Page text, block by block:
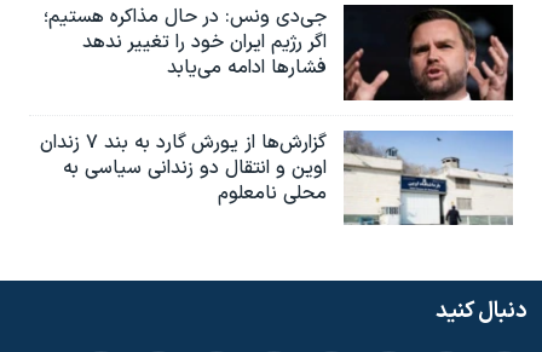
جی‌دی ونس: در حال مذاکره هستیم؛
اگر رژیم ایران خود را تغییر ندهد
فشارها ادامه می‌یابد
گزارش‌ها از یورش گارد به بند ۷ زندان
اوین و انتقال دو زندانی سیاسی به
محلی نامعلوم
دنبال کنید